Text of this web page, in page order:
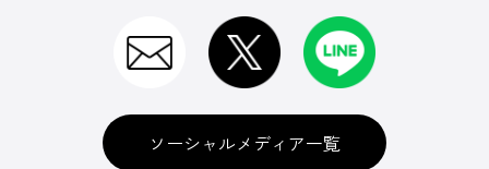
ソーシャルメディア一覧